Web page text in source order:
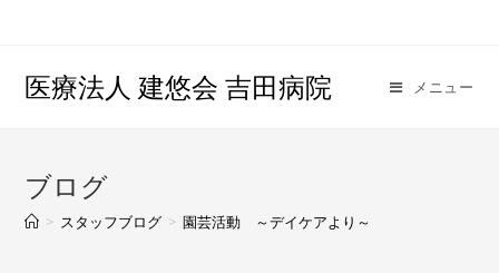
医療法人 建悠会 吉田病院 メニュー
ブログ
> スタッフブログ > 園芸活動 ～デイケアより～